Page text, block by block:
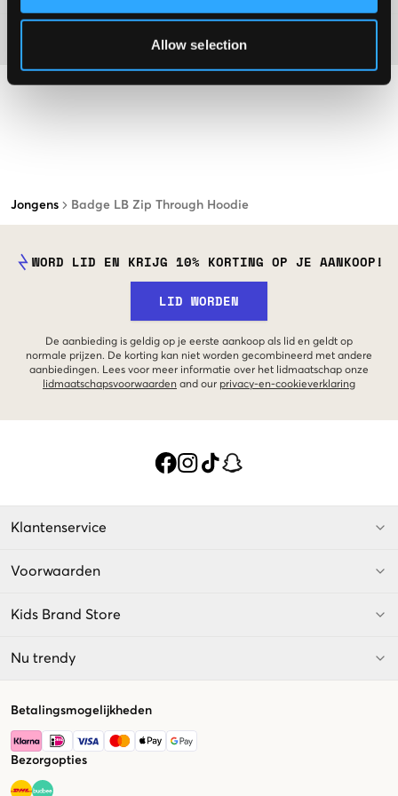
Allow selection
Jongens Badge LB Zip Through Hoodie
WORD LID EN KRIJG 10% KORTING OP JE AANKOOP!
LID WORDEN
De aanbieding is geldig op je eerste aankoop als lid en geldt op
normale prijzen. De korting kan niet worden gecombineerd met andere
aanbiedingen. Lees voor meer informatie over het lidmaatschap onze
lidmaatschapsvoorwaarden and our privacy-en-cookieverklaring
Klantenservice
Voorwaarden
Kids Brand Store
Nu trendy
Betalingsmogelijkheden
Bezorgopties